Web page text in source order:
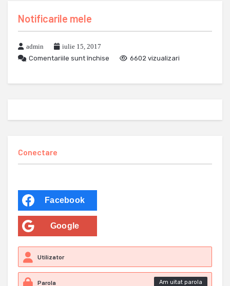
Notificarile mele
admin
iulie 15, 2017
Comentariile sunt închise
6602 vizualizari
Conectare
Facebook
Google
Am uitat parola